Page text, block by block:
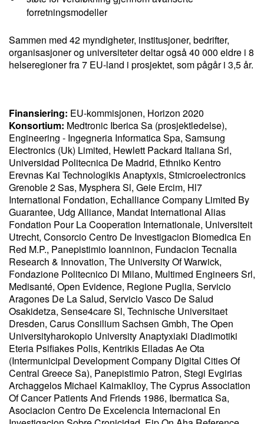
forretningsmodeller
Sammen med 42 myndigheter, institusjoner, bedrifter,
organisasjoner og universiteter deltar også 40 000 eldre i 8
helseregioner fra 7 EU-land i prosjektet, som pågår i 3,5 år.
Finansiering: EU-kommisjonen, Horizon 2020
Konsortium: Medtronic Iberica Sa (prosjektledelse),
Engineering - Ingegneria Informatica Spa, Samsung
Electronics (Uk) Limited, Hewlett Packard Italiana Srl,
Universidad Politecnica De Madrid, Ethniko Kentro
Erevnas Kai Technologikis Anaptyxis, Stmicroelectronics
Grenoble 2 Sas, Mysphera Sl, Geie Ercim, Hl7
International Fondation, Echalliance Company Limited By
Guarantee, Udg Alliance, Mandat International Alias
Fondation Pour La Cooperation Internationale, Universiteit
Utrecht, Consorcio Centro De Investigacion Biomedica En
Red M.P., Panepistimio Ioanninon, Fundacion Tecnalia
Research & Innovation, The University Of Warwick,
Fondazione Politecnico Di Milano, Multimed Engineers Srl,
Medisanté, Open Evidence, Regione Puglia, Servicio
Aragones De La Salud, Servicio Vasco De Salud
Osakidetza, Sense4care Sl, Technische Universitaet
Dresden, Carus Consilium Sachsen Gmbh, The Open
Universityharokopio University Anaptyxiaki Diadimotiki
Eteria Psifiakes Polis, Kentrikis Elladas Ae Ota
(Intermunicipal Development Company Digital Cities Of
Central Greece Sa), Panepistimio Patron, Stegi Evgirias
Archaggelos Michael Kaimaklioy, The Cyprus Association
Of Cancer Patients And Friends 1986, Ibermatica Sa,
Asociacion Centro De Excelencia Internacional En